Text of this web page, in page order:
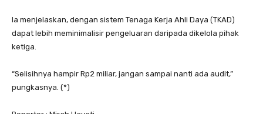
Ia menjelaskan, dengan sistem Tenaga Kerja Ahli Daya (TKAD)
dapat lebih meminimalisir pengeluaran daripada dikelola pihak
ketiga.
“Selisihnya hampir Rp2 miliar, jangan sampai nanti ada audit,”
pungkasnya. (*)